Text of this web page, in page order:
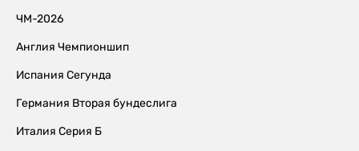
ЧМ-2026
Англия Чемпионшип
Испания Сегунда
Германия Вторая бундеслига
Италия Серия Б